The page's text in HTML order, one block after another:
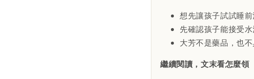
想先讓孩子試試睡
先確認孩子能接受
大芳不是藥品，也
繼續閱讀，文末看怎麼領